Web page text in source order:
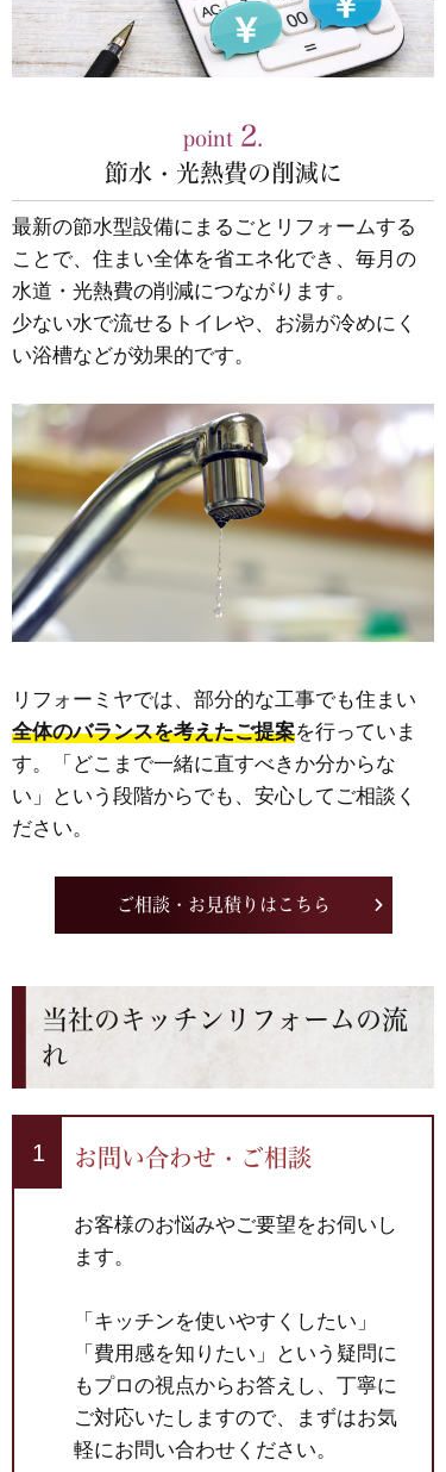
point 2.
節水・光熱費の削減に
最新の節水型設備にまるごとリフォームする
ことで、住まい全体を省エネ化でき、毎月の
水道・光熱費の削減につながります。
少ない水で流せるトイレや、お湯が冷めにく
い浴槽などが効果的です。
リフォーミヤでは、部分的な工事でも住まい
全体のバランスを考えたご提案を行っていま
す。「どこまで一緒に直すべきか分からな
い」という段階からでも、安心してご相談く
ださい。
ご相談・お見積りはこちら
当社のキッチンリフォームの流
れ
お問い合わせ・ご相談
お客様のお悩みやご要望をお伺いし
ます。
「キッチンを使いやすくしたい」
「費用感を知りたい」という疑問に
もプロの視点からお答えし、丁寧に
ご対応いたしますので、まずはお気
軽にお問い合わせください。